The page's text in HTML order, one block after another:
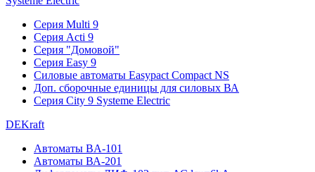
Серия Multi 9
Серия Acti 9
Серия "Домовой"
Серия Easy 9
Силовые автоматы Easypact Compact NS
Доп. сборочные единицы для силовых ВА
Серия City 9 Systeme Electric
DEKraft
Автоматы BA-101
Автоматы ВА-201